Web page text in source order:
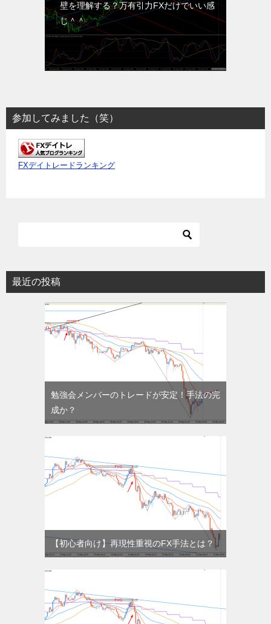
壁を理解する？万有引力FXだけでいい感
じ＾＾
参加してみました（笑）
FXデイトレードランキング
最近の投稿
勉強会メンバーのトレードが安定！手法の完
成か？
【初心者向け】再現性重視のFX手法とは？